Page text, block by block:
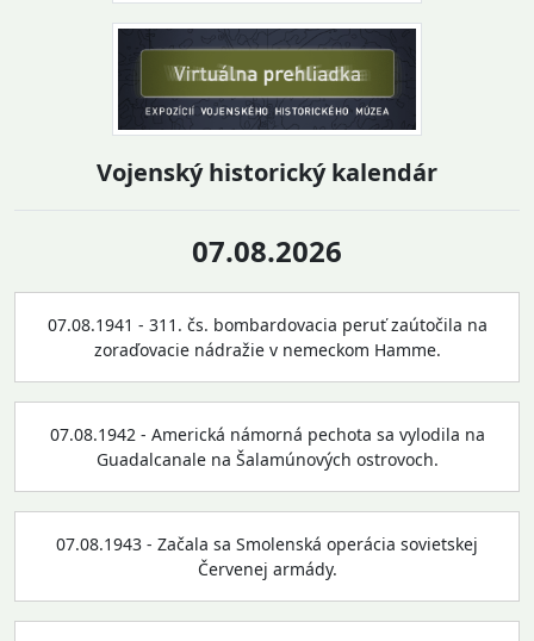
Vojenský historický kalendár
07.08.2026
07.08.1941 - 311. čs. bombardovacia peruť zaútočila na
zoraďovacie nádražie v nemeckom Hamme.
07.08.1942 - Americká námorná pechota sa vylodila na
Guadalcanale na Šalamúnových ostrovoch.
07.08.1943 - Začala sa Smolenská operácia sovietskej
Červenej armády.